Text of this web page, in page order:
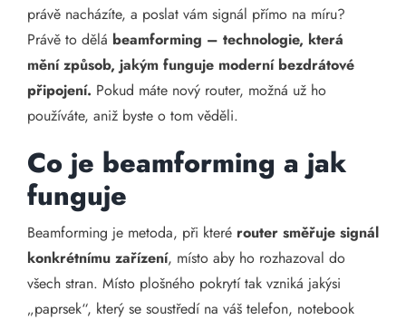
právě nacházíte, a poslat vám signál přímo na míru?
Právě to dělá beamforming – technologie, která
mění způsob, jakým funguje moderní bezdrátové
připojení. Pokud máte nový router, možná už ho
používáte, aniž byste o tom věděli.
Co je beamforming a jak
funguje
Beamforming je metoda, při které router směřuje signál
konkrétnímu zařízení, místo aby ho rozhazoval do
všech stran. Místo plošného pokrytí tak vzniká jakýsi
„paprsek“, který se soustředí na váš telefon, notebook